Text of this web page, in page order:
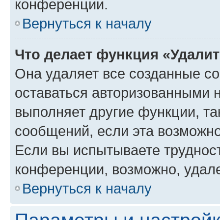
конференции.
Вернуться к началу
Что делает функция
Она удаляет все созданные
оставаться авторизованными
выполняет другие функции,
сообщений, если эта
Если вы испытываете
конференции, возможно,
Вернуться к началу